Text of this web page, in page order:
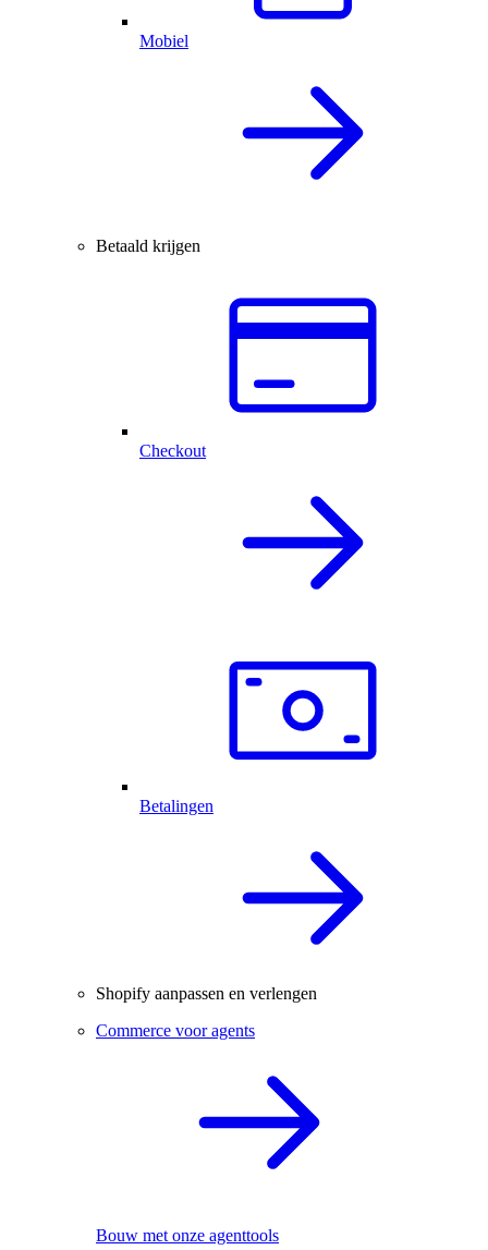
Mobiel
Betaald krijgen
Checkout
Betalingen
Shopify aanpassen en verlengen
Commerce voor agents
Bouw met onze agenttools